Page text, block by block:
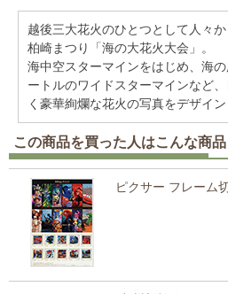
越後三大花火のひとつとして人々
柏崎まつり「海の大花火大会」。
海中空スターマインをはじめ、海
ートルのワイドスターマインなど
く豪華絢爛な花火の写真をデザイ
この商品を買った人はこんな商品
ピクサー フレーム